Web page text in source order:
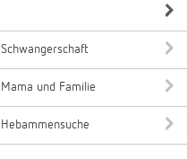
Schwangerschaft
Mama und Familie
Hebammensuche